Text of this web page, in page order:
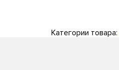
Категории товара: